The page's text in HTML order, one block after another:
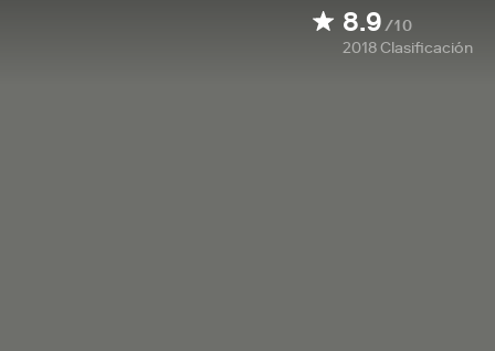
8.9/10
2018Clasificación